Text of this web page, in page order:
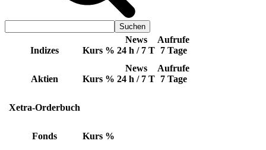
Indizes Kurs %
News
24 h / 7 T
Aufrufe
7 Tage
Aktien Kurs %
News
24 h / 7 T
Aufrufe
7 Tage
Xetra-Orderbuch
Fonds Kurs %